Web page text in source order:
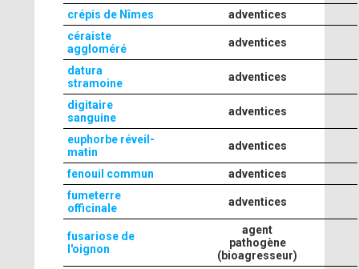
crépis de Nîmes
adventices
céraiste
aggloméré
adventices
datura
stramoine
adventices
digitaire
sanguine
adventices
euphorbe réveil-
matin
adventices
fenouil commun
adventices
fumeterre
officinale
adventices
fusariose de
l'oignon
agent
pathogène
(bioagresseur)